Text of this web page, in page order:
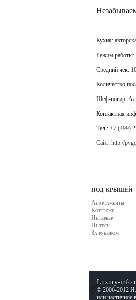
Кухня:
Режим работы:
Средний чек:
Количество
Шеф-повар:
Контактная
Тел.: +7 (499)
Сайт: http://
под крышей
Апартаменты
Коттеджи
Интерьер
Hi-tech
За рубежом
Luxury-
© 2006-2012
или частичное